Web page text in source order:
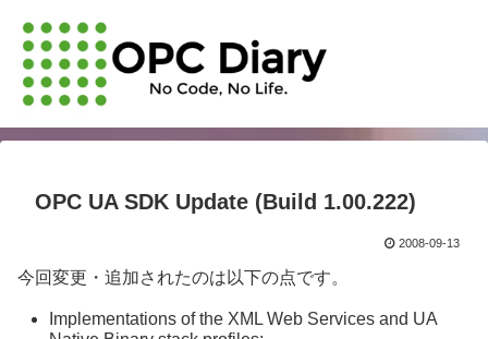
OPC UA SDK Update (Build 1.00.222)
2008-09-13
今回変更・追加されたのは以下の点です。
Implementations of the XML Web Services and UA